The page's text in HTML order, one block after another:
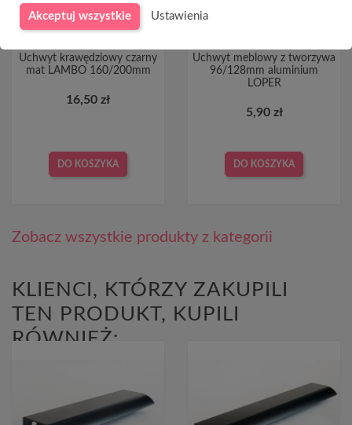
Uchwyt krawędziowy czarny
mat LAMBO 160/200mm
16,50 zł
DO KOSZYKA
Uchwyt meblowy z tworzywa
96/128mm aluminium
LOPER
5,90 zł
DO KOSZYKA
Zobacz wszystkie produkty z kategorii
KLIENCI, KTÓRZY ZAKUPILI
TEN PRODUKT, KUPILI
RÓWNIEŻ:
Akceptuj wszystkie Ustawienia